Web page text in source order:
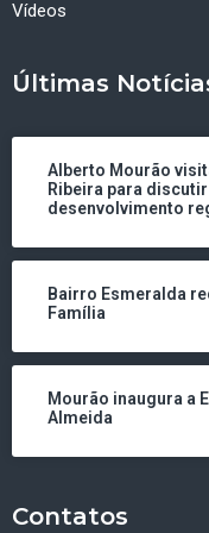
Vídeos
Últimas
Alberto Mourão
Ribeira para
desenvolvimento
Bairro Esmeralda
Família
Mourão inaugura a
Almeida
Contatos